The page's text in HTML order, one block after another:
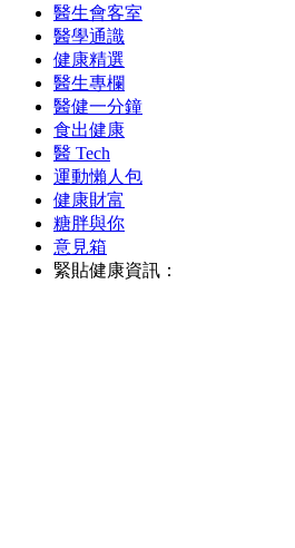
醫生會客室
醫學通識
健康精選
醫生專欄
醫健一分鐘
食出健康
醫 Tech
運動懶人包
健康財富
糖胖與你
意見箱
緊貼健康資訊：